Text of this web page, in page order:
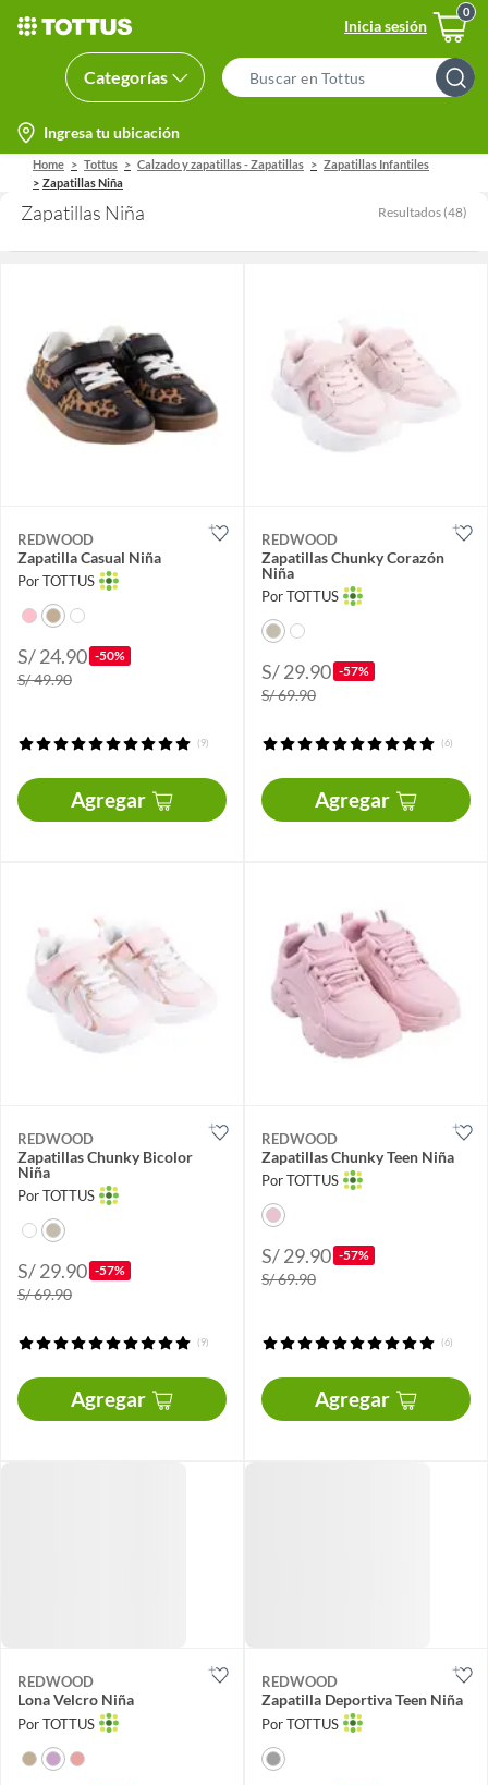
Inicia sesión
Categorías
Search
Bar
location-
icon
Ingresa tu ubicación
Home Tottus Calzado y zapatillas - Zapatillas
Zapatillas Infantiles
Zapatillas Niña
Zapatillas Niña Resultados (48)
REDWOOD
Zapatilla Casual Niña
Por TOTTUS
S/ 24.90 -50%
S/ 49.90
(9)
Agregar
REDWOOD
Zapatillas Chunky Corazón
Niña
Por TOTTUS
S/ 29.90 -57%
S/ 69.90
(6)
Agregar
REDWOOD
Zapatillas Chunky Bicolor
Niña
Por TOTTUS
S/ 29.90 -57%
S/ 69.90
(9)
Agregar
REDWOOD
Zapatillas Chunky Teen Niña
Por TOTTUS
S/ 29.90 -57%
S/ 69.90
(6)
Agregar
REDWOOD
Lona Velcro Niña
Por TOTTUS
REDWOOD
Zapatilla Deportiva Teen Niña
Por TOTTUS